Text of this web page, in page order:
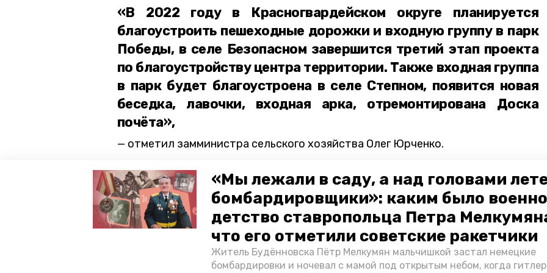
«Мы лежали в саду, а над головами
бомбардировщики»: каким было
детство ставропольца Петра
что его отметили советские ракетчики
Житель Будённовска Пётр Мелкумян мальчишкой застал немецкие
бомбардировки и ночевал с мамой под открытым небом, когда
«В 2022 году в Красногвардейском округе планируется
благоустроить пешеходные дорожки и входную группу в парк
Победы, в селе Безопасном завершится третий этап проекта
по благоустройству центра территории. Также входная группа
в парк будет благоустроена в селе Степном, появится новая
беседка, лавочки, входная арка, отремонтирована Доска
почёта»,
отметил замминистра сельского хозяйства Олег Юрченко.
На всех объектах уже ведутся подготовительные работы.
Благоустройство планируют завершить в августе текущего года.
Выполнение задачи на личном контроле держит губернатор
Ставрополья Владимир Владимиров.
ставропольский край минсельхоз ск благоустройство